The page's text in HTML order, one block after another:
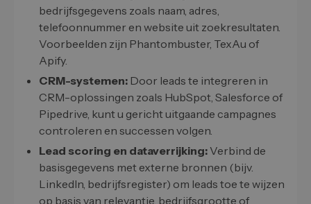
bedrijfsgegevens zoals naam, adres,
telefoonnummer en website uit zoekresultaten.
Voorbeelden zijn Phantombuster, TexAu of
Apify.
CRM-systemen: Door leads te integreren in
CRM-oplossingen zoals HubSpot, Salesforce of
Pipedrive, kunt u gericht uitgaande campagnes
controleren en successen volgen.
Lead scoring en dataverrijking: Verbind de
basisgegevens met externe bronnen (bijv.
LinkedIn, bedrijfsregister) om leads toe te wijzen
op basis van relevantie, bedrijfsgrootte of